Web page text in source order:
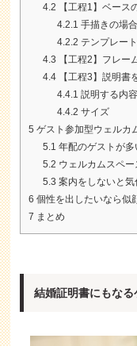
4.2
【工程1】ベース
4.2.1 手描きの場合
4.2.2 テンプレー
4.3
【工程2】フレー
4.4 【工程3】説明書
4.4.1 説明する内容
4.4.2 サイズ
5 ゲスト参加型ウェルカ
5.1 年配のゲストが
5.2 ウェルカムスペ
5.3 案内をしないと
6 個性を出したいなら似
7 まとめ
結婚証明書にもな